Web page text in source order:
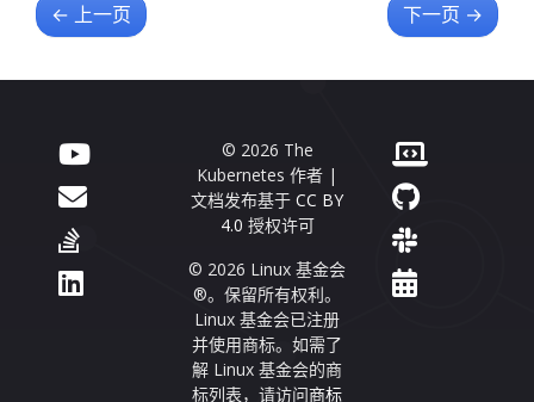
← 上一页 下一页 →
© 2026 The
Kubernetes 作者 |
文档发布基于 CC BY
4.0 授权许可
© 2026 Linux 基金会
®。保留所有权利。
Linux 基金会已注册
并使用商标。如需了
解 Linux 基金会的商
标列表，请访问商标